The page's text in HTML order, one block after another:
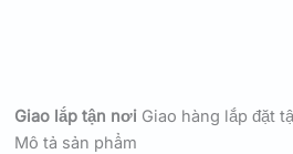
Giao lắp tận nơi Giao hàng lắp đặt
Mô tả sản phẩm